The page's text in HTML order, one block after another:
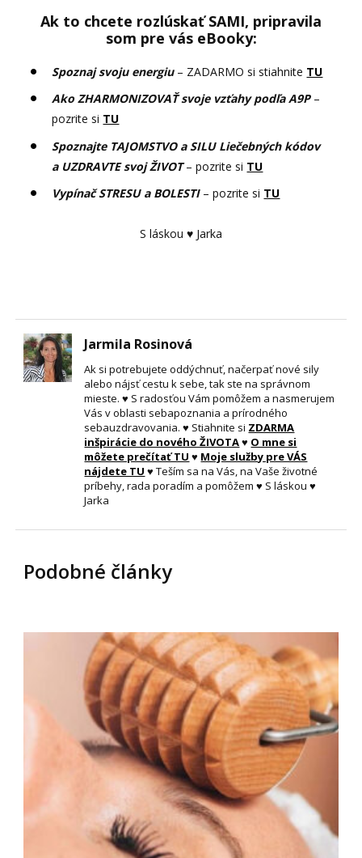
Ak to chcete rozlúskať SAMI, pripravila
som pre vás eBooky:
Spoznaj svoju energiu– ZADARMO si stiahnite TU
Ako ZHARMONIZOVAŤ svoje vzťahy podľa A9P–
pozrite si TU
Spoznajte TAJOMSTVO a SILU Liečebných kódov
a UZDRAVTE svoj ŽIVOT– pozrite si TU
Vypínač STRESU a BOLESTI– pozrite si TU
S láskou ♥ Jarka
Jarmila Rosinová
Ak si potrebujete oddýchnuť, načerpať nové sily
alebo nájsť cestu k sebe, tak ste na správnom
mieste. ♥ S radosťou Vám pomôžem a nasmerujem
Vás v oblasti sebapoznania a prírodného
sebauzdravovania. ♥ Stiahnite si ZDARMA
inšpirácie do nového ŽIVOTA♥ O mne si
môžete prečítať TU ♥ Moje služby pre VÁS
nájdete TU ♥ Teším sa na Vás, na Vaše životné
príbehy, rada poradím a pomôžem ♥ S láskou ♥
Jarka
Podobné články